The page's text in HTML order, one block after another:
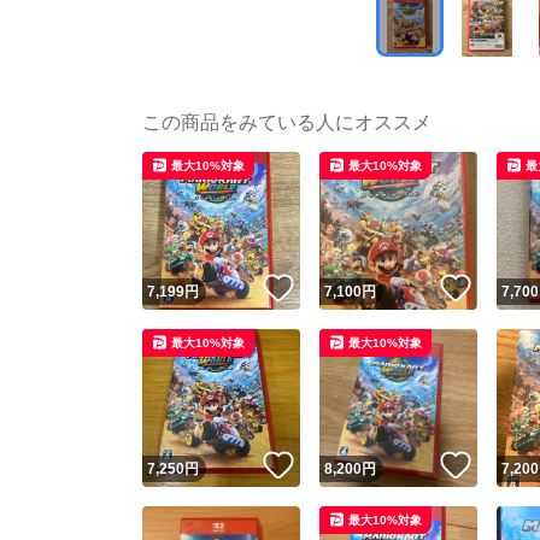
この商品をみている人にオススメ
7,199円 いいね！
最大10%対象
7,100円 いいね
最大10%対象
7,700
最
7,250円 いいね！
最大10%対象
8,200円 いいね
最大10%対象
7,200
最大10%対象